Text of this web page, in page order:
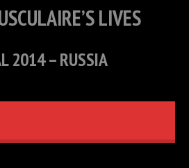
LIVES
2014 – RUSSIA